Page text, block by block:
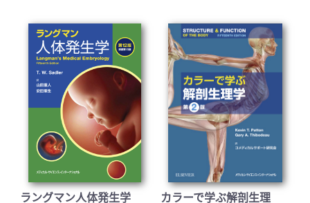
ラングマン人体発生学
カラーで学ぶ解剖生理